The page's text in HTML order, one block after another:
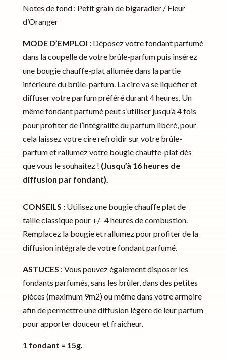
Notes de fond : Petit grain de bigaradier / Fleur
d’Oranger
MODE D’EMPLOI :Déposez votre fondant parfumé
dans la coupelle de votre brûle-parfum puis insérez
une bougie chauffe-plat allumée dans la partie
inférieure du brûle-parfum. La cire va se liquéfier et
diffuser votre parfum préféré durant 4 heures. Un
même fondant parfumé peut s’utiliser jusqu’à 4 fois
pour profiter de l’intégralité du parfum libéré, pour
cela laissez votre cire refroidir sur votre brûle-
parfum et rallumez votre bougie chauffe-plat dès
que vous le souhaitez ! (Jusqu’à 16 heures de
diffusion par fondant).
CONSEILS :Utilisez une bougie chauffe plat de
taille classique pour +/- 4 heures de combustion.
Remplacez la bougie et rallumez pour profiter de la
diffusion intégrale de votre fondant parfumé.
ASTUCES : Vous pouvez également disposer les
fondants parfumés, sans les brûler, dans des petites
pièces (maximum 9m2) ou même dans votre armoire
afin de permettre une diffusion légère de leur parfum
pour apporter douceur et fraîcheur.
1 fondant = 15g.